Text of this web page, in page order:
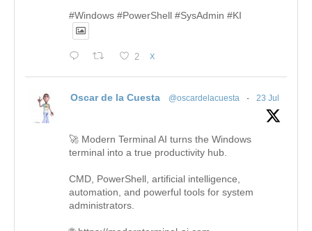
#Windows #PowerShell #SysAdmin #KI
2 X
Oscar de la Cuesta @oscardelacuesta · 23 Jul
🚀 Modern Terminal AI turns the Windows
terminal into a true productivity hub.
CMD, PowerShell, artificial intelligence,
automation, and powerful tools for system
administrators.